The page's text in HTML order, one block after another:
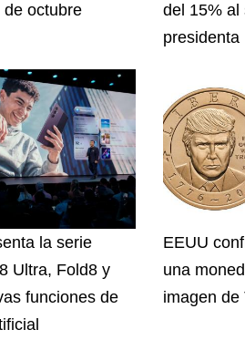
de octubre
del 15% al
presidenta
la serie
Ultra, Fold8 y
funciones de
EEUU
una
imagen de